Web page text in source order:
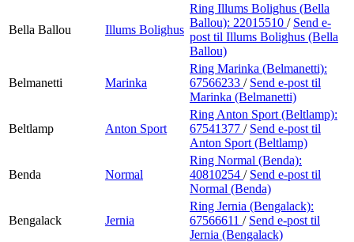
Bella Ballou Illums Bolighus
Ring Illums Bolighus (Bella
Ballou): 22015510 / Send e-
post til Illums Bolighus (Bella
Ballou)
Belmanetti Marinka
Ring Marinka (Belmanetti):
67566233 / Send e-post til
Marinka (Belmanetti)
Beltlamp Anton Sport
Ring Anton Sport (Beltlamp):
67541377 / Send e-post til
Anton Sport (Beltlamp)
Benda Normal
Ring Normal (Benda):
40810254 / Send e-post til
Normal (Benda)
Bengalack Jernia
Ring Jernia (Bengalack):
67566611 / Send e-post til
Jernia (Bengalack)